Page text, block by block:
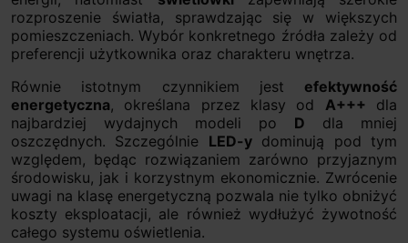
rozproszenie światła, sprawdzając się w większych
pomieszczeniach. Wybór konkretnego źródła zależy od
preferencji użytkownika oraz charakteru wnętrza.
Równie istotnym czynnikiem jest efektywność
energetyczna, określana przez klasy od A+++ dla
najbardziej wydajnych modeli po D dla mniej
oszczędnych. Szczególnie LED-ydominują pod tym
względem, będąc rozwiązaniem zarówno przyjaznym
środowisku, jak i korzystnym ekonomicznie. Zwrócenie
uwagi na klasę energetyczną pozwala nie tylko obniżyć
koszty eksploatacji, ale również wydłużyć żywotność
całego systemu oświetlenia.